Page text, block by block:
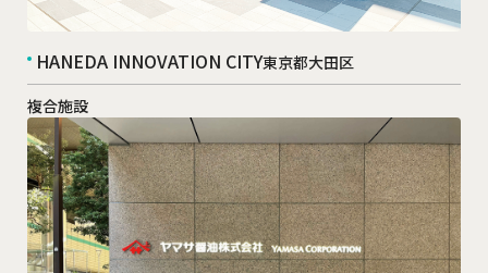
HANEDA INNOVATION CITY東京都大田区
複合施設